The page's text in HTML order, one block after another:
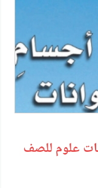
علوم للصف